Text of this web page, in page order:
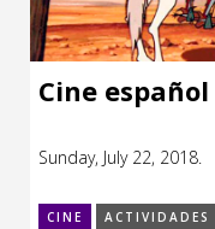
Cine
Sunday, July 22, 2018.
CINE ACTIVIDADES